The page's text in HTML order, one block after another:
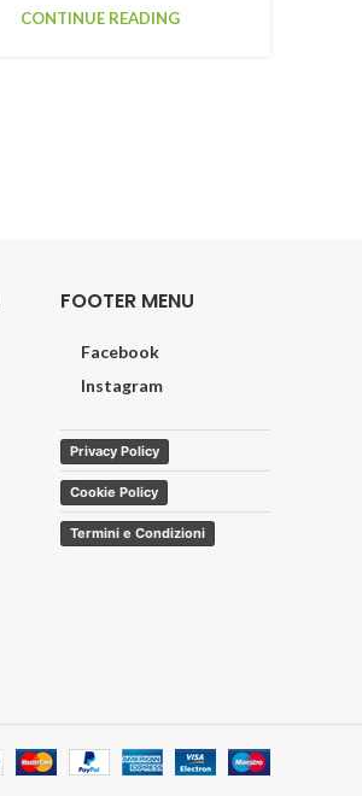
CONTINUE READING
FOOTER MENU
Facebook
Instagram
Privacy Policy
Cookie Policy
Termini e Condizioni